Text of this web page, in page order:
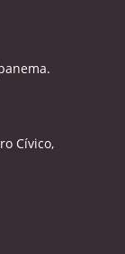
Cívico,